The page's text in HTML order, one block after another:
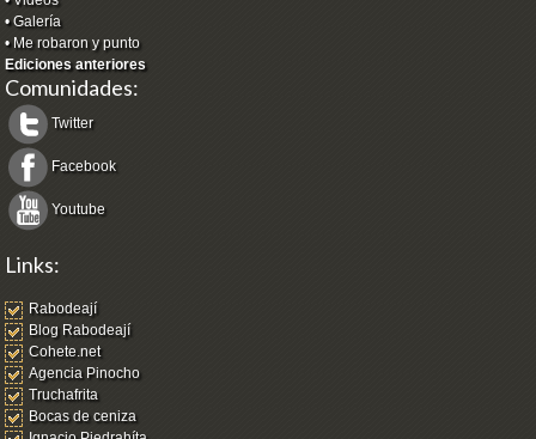
•Galería
• Me robaron y punto
Ediciones anteriores
Comunidades:
Twitter
Facebook
Youtube
Links:
Rabodeají
Blog Rabodeají
Cohete.net
Agencia Pinocho
Truchafrita
Bocas de ceniza